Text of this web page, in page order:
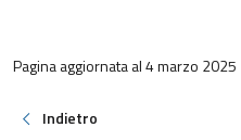
Pagina aggiornata al 4 marzo 2025
Indietro